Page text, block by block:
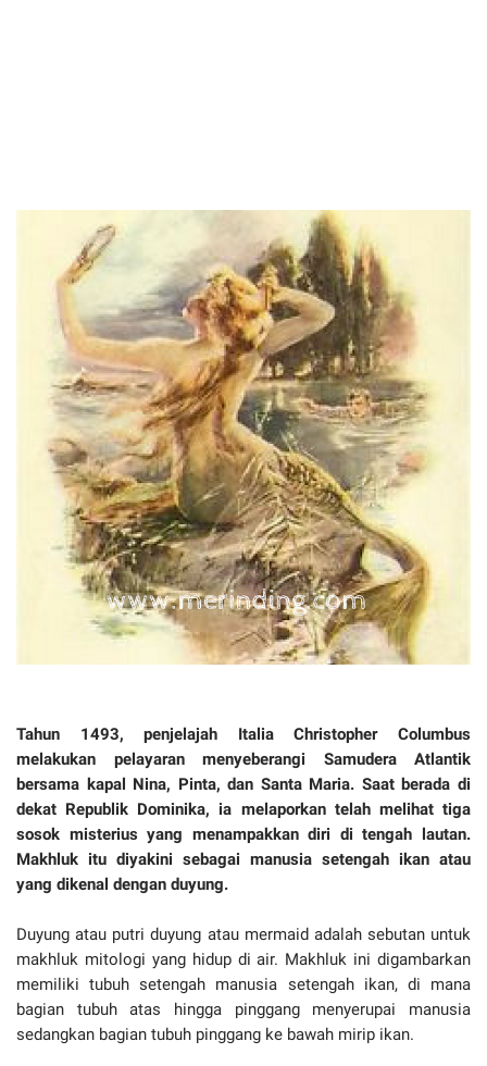
Tahun 1493, penjelajah Italia Christopher Columbus
melakukan pelayaran menyeberangi Samudera Atlantik
bersama kapal Nina, Pinta, dan Santa Maria. Saat berada di
dekat Republik Dominika, ia melaporkan telah melihat tiga
sosok misterius yang menampakkan diri di tengah lautan.
Makhluk itu diyakini sebagai manusia setengah ikan atau
yang dikenal dengan duyung.
Duyung atau putri duyung atau mermaid adalah sebutan untuk
makhluk mitologi yang hidup di air. Makhluk ini digambarkan
memiliki tubuh setengah manusia setengah ikan, di mana
bagian tubuh atas hingga pinggang menyerupai manusia
sedangkan bagian tubuh pinggang ke bawah mirip ikan.